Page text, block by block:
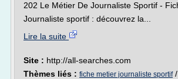
202 Le Métier De Journaliste Sportif -
Journaliste sportif : découvrez la...
Lire la suite
Site : http://all-searches.com
Thèmes liés : fiche metier journaliste sportif/